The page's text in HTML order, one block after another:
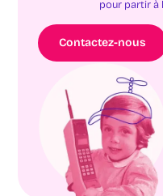
pour partir à
Contactez-nous